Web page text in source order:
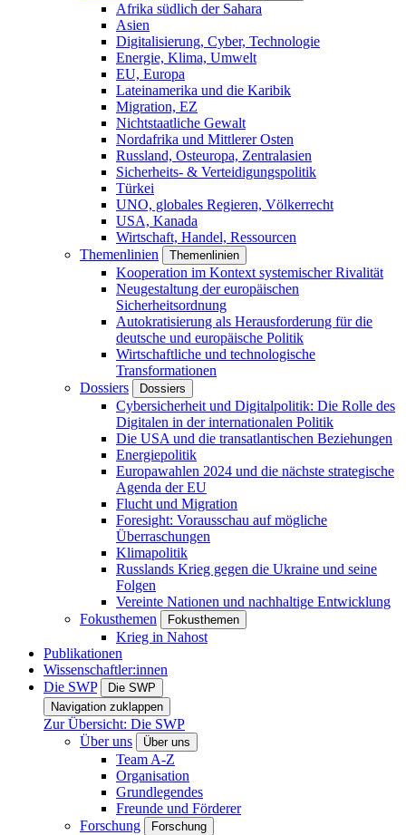
Afrika südlich der Sahara
Asien
Digitalisierung, Cyber, Technologie
Energie, Klima, Umwelt
EU, Europa
Lateinamerika und die Karibik
Migration, EZ
Nichtstaatliche Gewalt
Nordafrika und Mittlerer Osten
Russland, Osteuropa, Zentralasien
Sicherheits- & Verteidigungspolitik
Türkei
UNO, globales Regieren, Völkerrecht
USA, Kanada
Wirtschaft, Handel, Ressourcen
Themenlinien
Themenlinien
Kooperation im Kontext systemischer Rivalität
Neugestaltung der europäischen
Sicherheitsordnung
Autokratisierung als Herausforderung für die
deutsche und europäische Politik
Wirtschaftliche und technologische
Transformationen
Dossiers
Dossiers
Cybersicherheit und Digitalpolitik: Die Rolle des
Digitalen in der internationalen Politik
Die USA und die transatlantischen Beziehungen
Energiepolitik
Europawahlen 2024 und die nächste strategische
Agenda der EU
Flucht und Migration
Foresight: Vorausschau auf mögliche
Überraschungen
Klimapolitik
Russlands Krieg gegen die Ukraine und seine
Folgen
Vereinte Nationen und nachhaltige Entwicklung
Fokusthemen
Fokusthemen
Krieg in Nahost
Publikationen
Wissenschaftler:innen
Die SWP
Die SWP
Navigation zuklappen
Zur Übersicht: Die SWP
Über uns
Über uns
Team A-Z
Organisation
Grundlegendes
Freunde und Förderer
Forschung
Forschung